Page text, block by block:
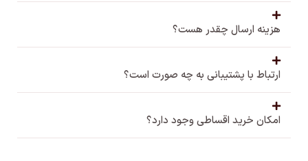
هزینه ارسال چقدر هست؟
ارتباط با پشتیبانی به چه صورت است؟
امکان خرید اقساطی وجود دارد؟